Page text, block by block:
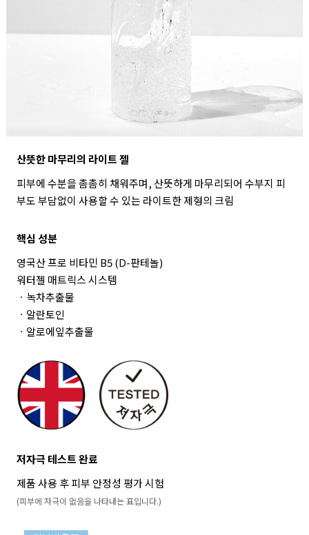
산뜻한 마무리의 라이트 젤
피부에 수분을 촘촘히 채워주며, 산뜻하게 마무리되어 수부지 피
부도 부담없이 사용할 수 있는 라이트한 제형의 크림
핵심 성분
영국산 프로 비타민 B5 (D-판테놀)
워터젤 매트릭스 시스템
ㆍ녹차추출물
ㆍ알란토인
ㆍ알로에잎추출물
저자극 테스트 완료
제품 사용 후 피부 안정성 평가 시험
(피부에 자극이 없음을 나타내는 표입니다.)